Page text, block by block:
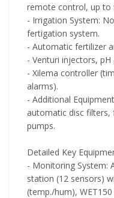
remote control, up to
- Irrigation System:
fertigation system.
- Automatic fertilizer
- Venturi injectors, pH
- Xilema controller
alarms).
- Additional
automatic disc filters,
pumps.
Detailed Key
- Monitoring System:
station (12 sensors)
(temp./hum),